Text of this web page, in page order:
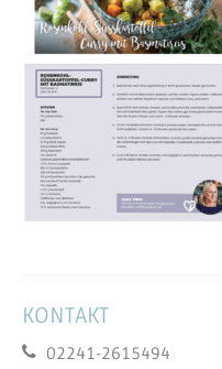
KONTAKT
02241-2615494